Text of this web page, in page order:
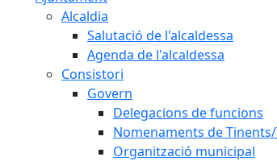
Alcaldia
Salutació de l'alcaldessa
Agenda de l'alcaldessa
Consistori
Govern
Delegacions de funcions
Nomenaments de
Organització municipal